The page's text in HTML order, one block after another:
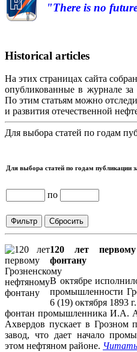
"There is no
Historical articles
На этих страницах сайта
опубликованные в журнале за
По этим статьям можно
и развития отечественной
Для выбора статей по годам
Для выбора статей по годам публикации
по
120 лет
фонтану
В октябре
промышленности
6 (19) октября 1893
фонтан промышленника И.А.
Ахвердов пускает в Грозном
завод, что дает начало
этом нефтяном районе.